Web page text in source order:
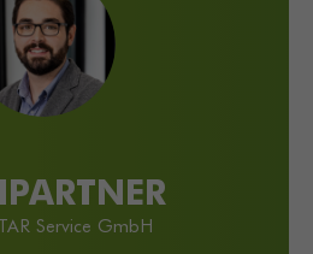
Service GmbH